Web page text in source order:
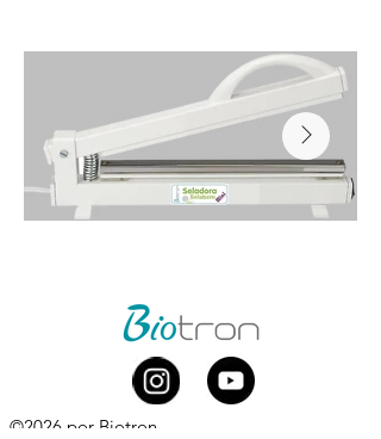
©2026 por Biotron